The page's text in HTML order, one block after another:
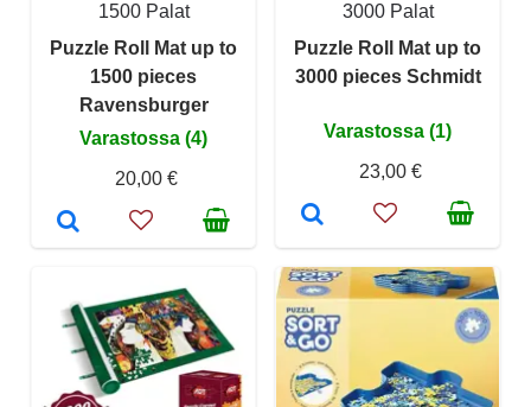
1500 Palat
Puzzle Roll Mat up to
1500 pieces
Ravensburger
Varastossa (4)
20,00 €
3000 Palat
Puzzle Roll Mat up to
3000 pieces Schmidt
Varastossa (1)
23,00 €